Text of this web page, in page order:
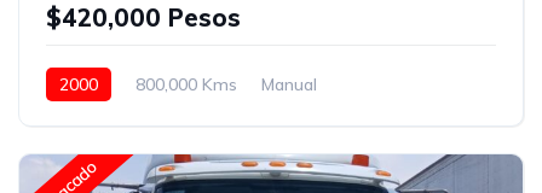
$420,000 Pesos
2000 800,000 Kms
Manual